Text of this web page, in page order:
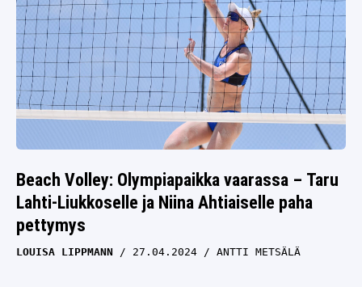
Beach Volley: Olympiapaikka vaarassa – Taru
Lahti-Liukkoselle ja Niina Ahtiaiselle paha
pettymys
LOUISA LIPPMANN 27.04.2024 ANTTI METSÄLÄ